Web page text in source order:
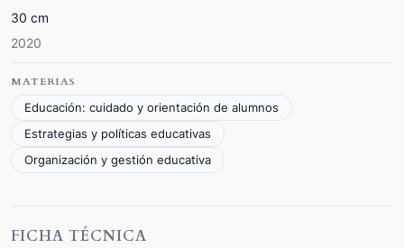
30 cm
2020
MATERIAS
Educación: cuidado y orientación de alumnos
Estrategias y políticas educativas
Organización y gestión educativa
FICHA TÉCNICA